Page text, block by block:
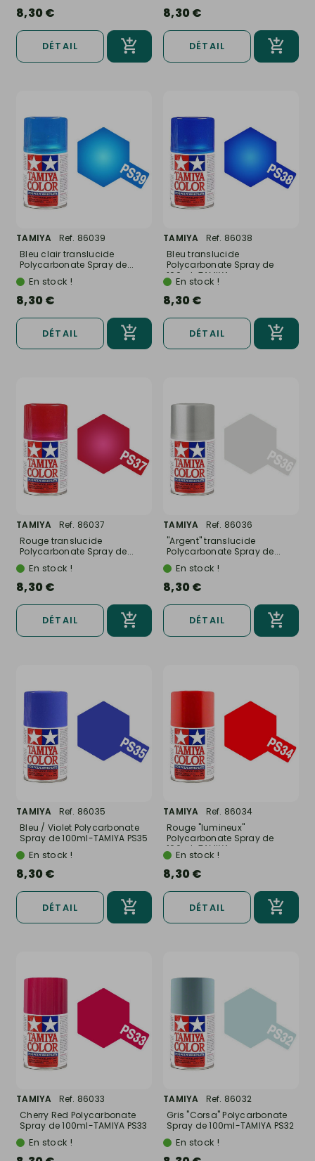
8,30 €
DÉTAIL
8,30 €
DÉTAIL
TAMIYA
Ref. 86039
Bleu clair translucide
Polycarbonate Spray de...
En stock !
8,30 €
DÉTAIL
TAMIYA
Ref. 86038
Bleu translucide
Polycarbonate Spray de
100ml-TAMIYA...
En stock !
8,30 €
DÉTAIL
TAMIYA
Ref. 86037
Rouge translucide
Polycarbonate Spray de...
En stock !
8,30 €
DÉTAIL
TAMIYA
Ref. 86036
"Argent" translucide
Polycarbonate Spray de...
En stock !
8,30 €
DÉTAIL
TAMIYA
Ref. 86035
Bleu / Violet Polycarbonate
Spray de 100ml-TAMIYA PS35
En stock !
8,30 €
DÉTAIL
TAMIYA
Ref. 86034
Rouge "lumineux"
Polycarbonate Spray de
100ml-TAMIYA...
En stock !
8,30 €
DÉTAIL
TAMIYA
Ref. 86033
Cherry Red Polycarbonate
Spray de 100ml-TAMIYA PS33
En stock !
TAMIYA
Ref. 86032
Gris "Corsa" Polycarbonate
Spray de 100ml-TAMIYA PS32
En stock !